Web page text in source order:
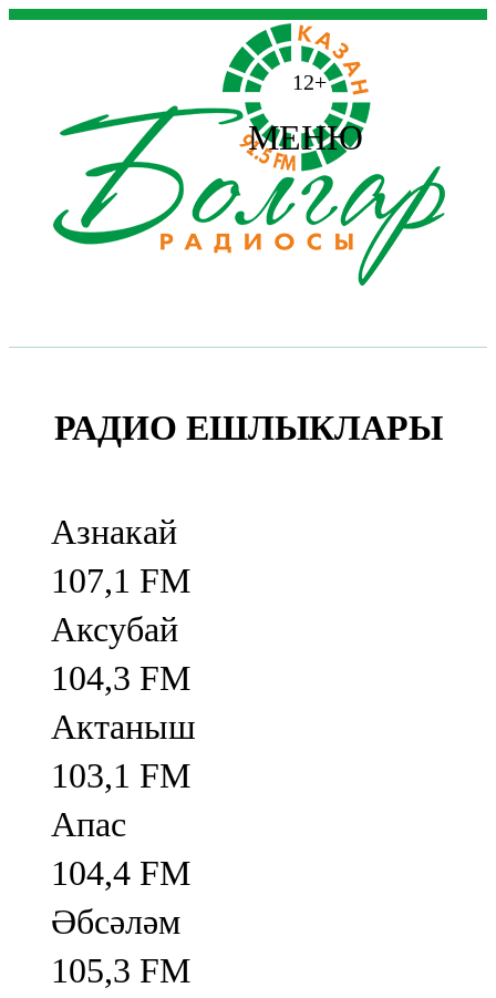
12+
МЕНЮ
РАДИО ЕШЛЫКЛАРЫ
Азнакай
107,1 FM
Аксубай
104,3 FM
Актаныш
103,1 FM
Апас
104,4 FM
Әбсәләм
105,3 FM